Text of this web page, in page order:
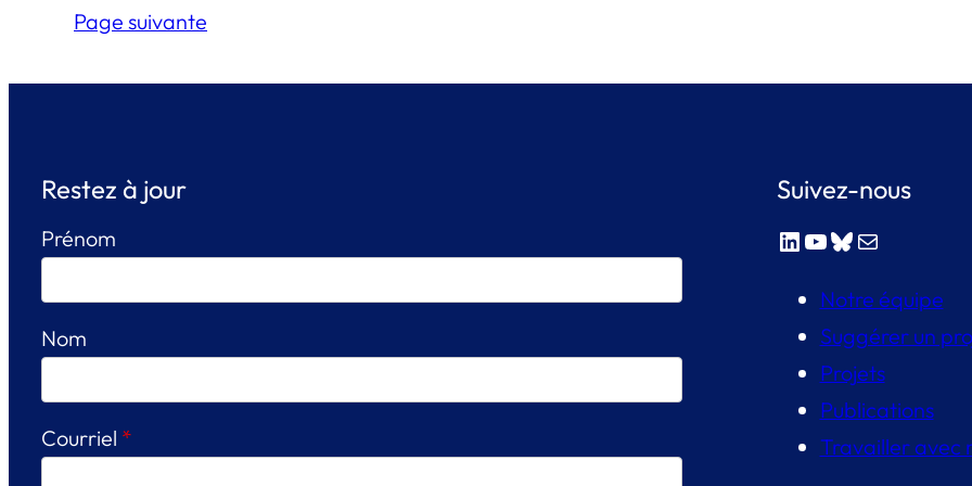
Page suivante
Restez à jour
Prénom
Nom
Courriel *
Suivez-nous
LinkedIn
YouTube
Bluesky
E-mail
Notre équipe
Suggérer un
Projets
Publications
Travailler avec